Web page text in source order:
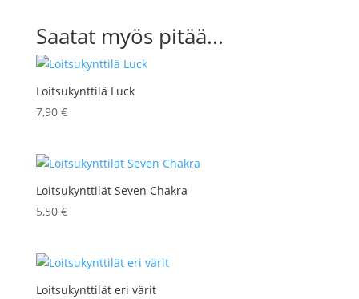
Saatat myös pitää...
Loitsukynttilä Luck
7,90 €
Loitsukynttilät Seven Chakra
5,50 €
Loitsukynttilät eri värit